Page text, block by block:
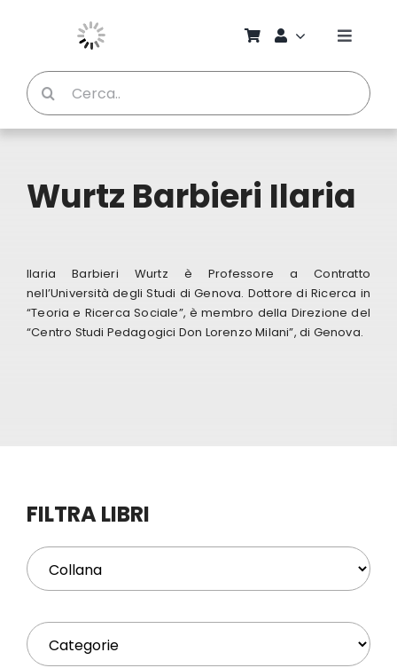
Toggle
Chi
Profilo
Cerca
per:
Wurtz Barbieri Ilaria
Ilaria Barbieri Wurtz è Professore a Contratto
nell’Università degli Studi di Genova. Dottore di Ricerca in
“Teoria e Ricerca Sociale”, è membro della Direzione del
“Centro Studi Pedagogici Don Lorenzo Milani”, di Genova.
FILTRA LIBRI